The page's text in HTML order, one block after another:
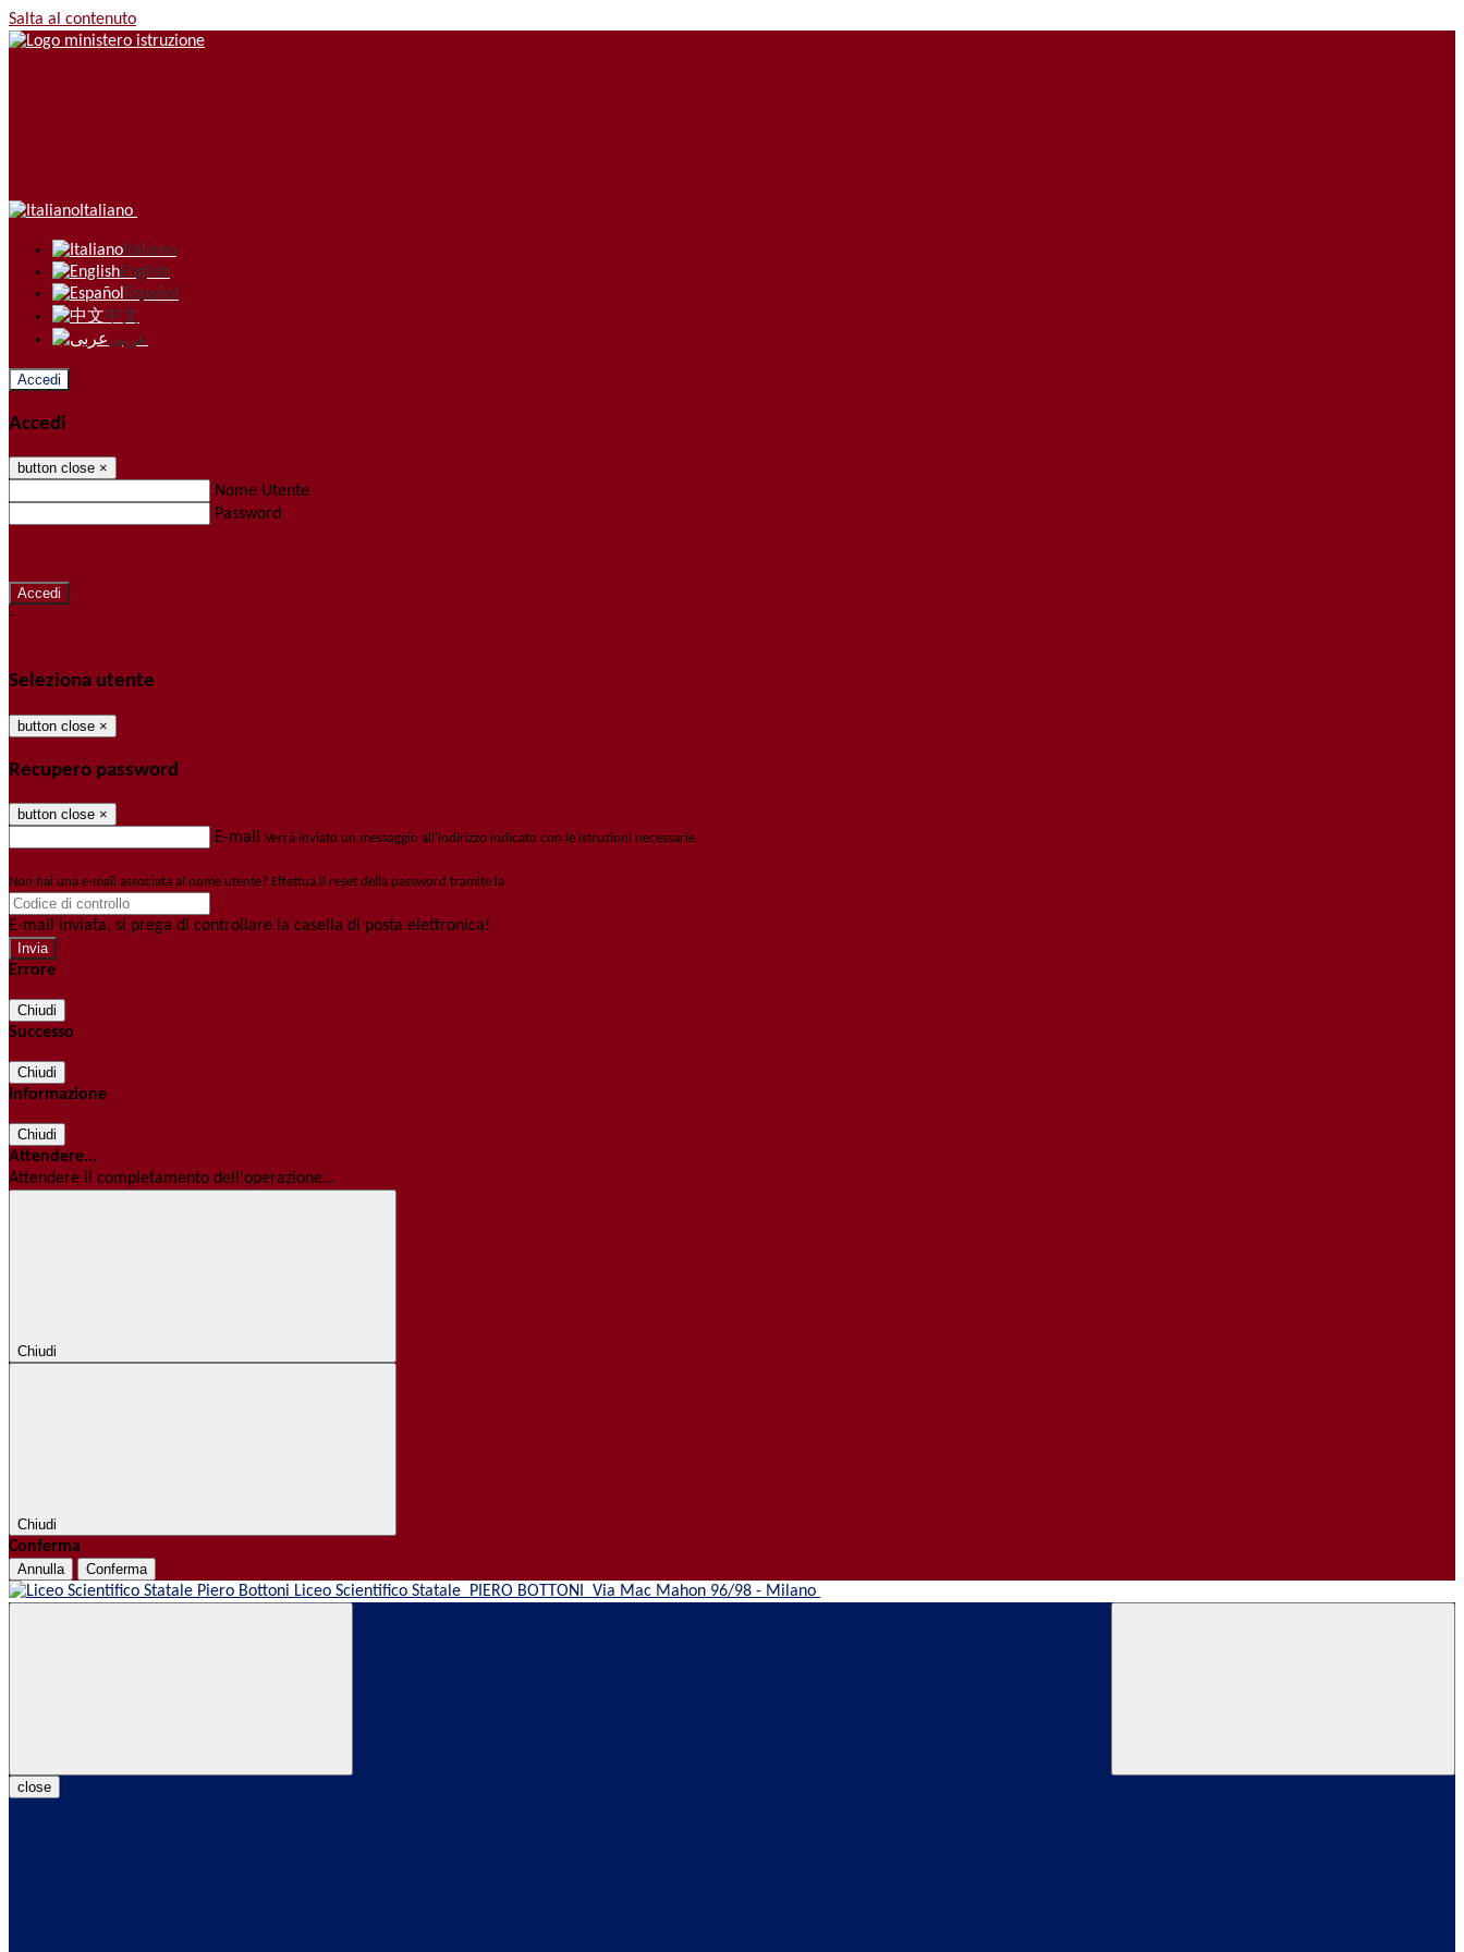
Salta al contenuto
Italiano
Italiano
English
Español
中文
عربى
Accedi
Accedi
button close ×
Nome Utente
Password
-
Seleziona utente
button close ×
Recupero password
button close ×
E-mail Verrà inviato un messaggio all'indirizzo indicato con le istruzioni necessarie.
Non hai una e-mail associata al nome utente? Effettua il reset della password tramite la
E-mail inviata, si prega di controllare la casella di posta elettronica!
Errore
Chiudi
Successo
Chiudi
Informazione
Chiudi
Attendere...
Attendere il completamento dell'operazione...
Chiudi
Chiudi
Conferma
Annulla Conferma
Liceo Scientifico Statale PIERO BOTTONI Via Mac Mahon 96/98 - Milano
close